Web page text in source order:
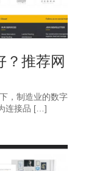
？推荐网
，制造业的数字
连接品 […]